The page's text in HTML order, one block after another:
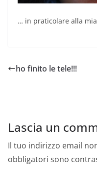
… in praticolare alla
ho finito le tele!!!
Lascia un
Il tuo indirizzo email
obbligatori sono